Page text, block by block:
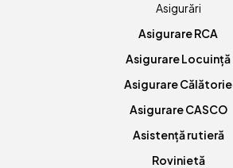
Asigurări
Asigurare RCA
Asigurare Locuință
Asigurare Călătorie
Asigurare CASCO
Asistență rutieră
Rovinietă